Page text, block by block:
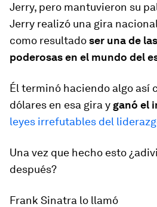
Jerry, pero mantuvieron su
Jerry realizó una gira
como resultadoser una de
poderosas en el mundo del
Él terminó haciendo algo así
dólares en esa gira y ganó el
leyes irrefutables del
Una vez que hecho esto
después?
Frank Sinatra lo llamó